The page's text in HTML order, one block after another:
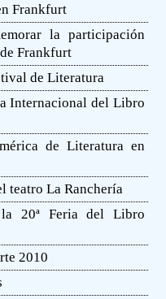
Frankfurt
la participación
Frankfurt
de Literatura
Internacional del Libro
de Literatura en
teatro La Ranchería
20ª Feria del Libro
2010